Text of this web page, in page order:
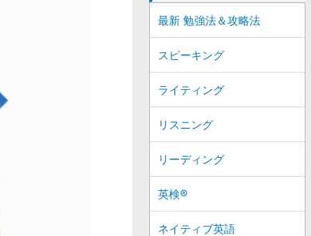
最新 勉強法＆攻略法
スピーキング
ライティング
リスニング
リーディング
英検®
ネイティブ英語